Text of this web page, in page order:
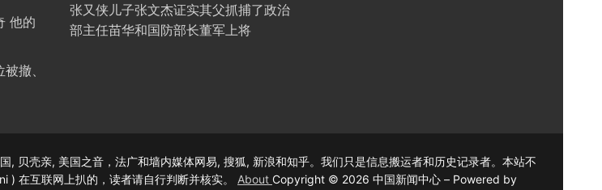
他的
撤、
张又侠儿子张文杰证实其父抓捕了政治
部主任苗华和国防部长董军上将
贝壳亲, 美国之音，法广和墙内媒体网易, 搜狐, 新浪和知乎。我们只是信息搬运者和历史记录者。本站不
在互联网上扒的，读者请自行判断并核实。 About Copyright © 2026 中国新闻中心 – Powered by